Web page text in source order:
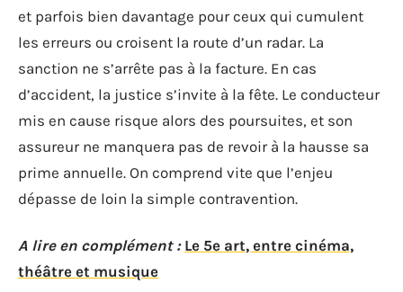
et parfois bien davantage pour ceux qui cumulent
les erreurs ou croisent la route d’un radar. La
sanction ne s’arrête pas à la facture. En cas
d’accident, la justice s’invite à la fête. Le conducteur
mis en cause risque alors des poursuites, et son
assureur ne manquera pas de revoir à la hausse sa
prime annuelle. On comprend vite que l’enjeu
dépasse de loin la simple contravention.
A lire en complément : Le 5e art, entre cinéma,
théâtre et musique